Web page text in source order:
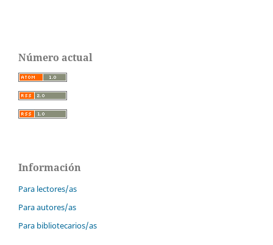
Número actual
Información
Para lectores/as
Para autores/as
Para bibliotecarios/as